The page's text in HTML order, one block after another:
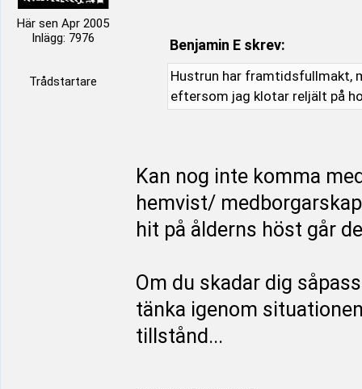
Här sen Apr 2005
Inlägg: 7976
Trådstartare
Benjamin E skrev:
Hustrun har framtidsfullmakt,
eftersom jag klotar reljält på
Kan nog inte komma
hemvist/
hit på ålderns höst går
Om du skadar dig
tänka igenom
tillstånd...